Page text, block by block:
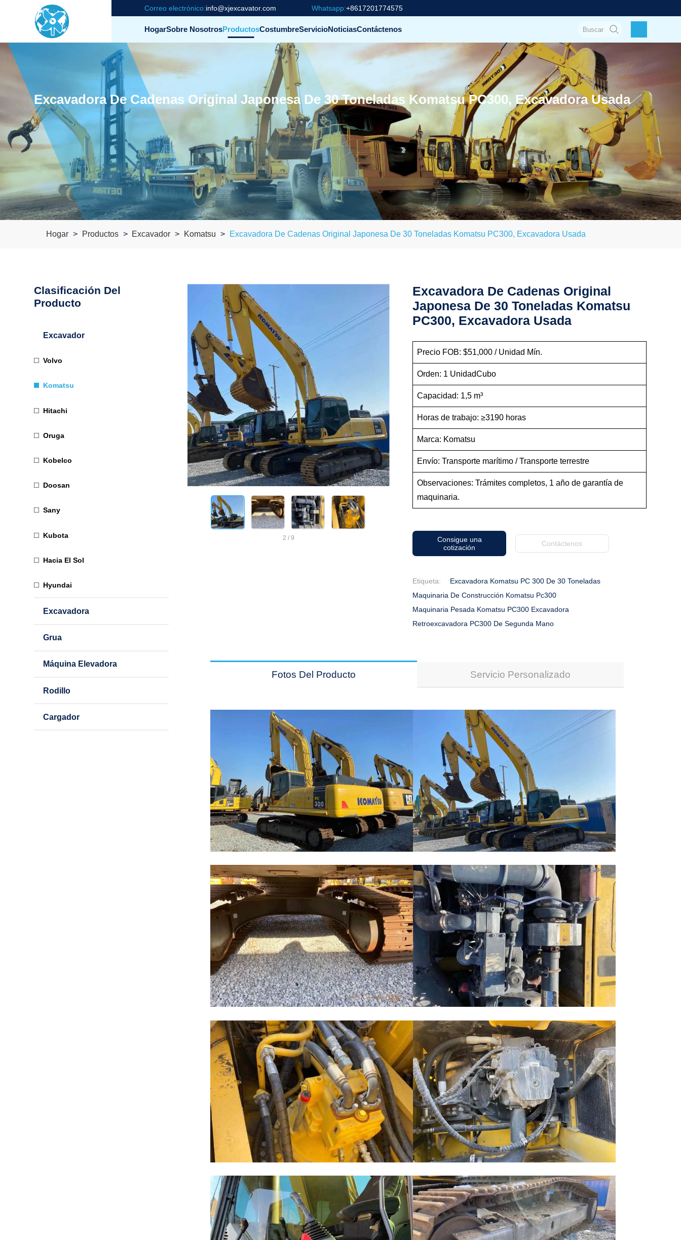
Correo electrónico:info@xjexcavator.com Whatsapp:+8617201774575
HogarSobre NosotrosProductosCostumbreServicioNoticiasContáctenos
Excavadora De Cadenas Original Japonesa De 30 Toneladas Komatsu PC300, Excavadora Usada
Hogar Productos Excavador Komatsu Excavadora De Cadenas Original Japonesa De 30 Toneladas Komatsu PC300, Excavadora Usada
Clasificación Del
Producto
Excavador
Volvo
Komatsu
Hitachi
Oruga
Kobelco
Doosan
Sany
Kubota
Hacia El Sol
Hyundai
Excavadora
Grua
Máquina Elevadora
Rodillo
Cargador
2 / 9
Excavadora De Cadenas Original
Japonesa De 30 Toneladas Komatsu
PC300, Excavadora Usada
Precio FOB: $51,000 / Unidad Mín.
Orden: 1 UnidadCubo
Capacidad: 1,5 m³
Horas de trabajo: ≥3190 horas
Marca: Komatsu
Envío: Transporte marítimo / Transporte terrestre
Observaciones: Trámites completos, 1 año de garantía de
maquinaria.
Consigue una
cotización
Contáctenos
Etiqueta:
Excavadora Komatsu PC 300 De 30 Toneladas
Maquinaria De Construcción Komatsu Pc300
Maquinaria Pesada Komatsu PC300 Excavadora
Retroexcavadora PC300 De Segunda Mano
Fotos Del Producto Servicio Personalizado